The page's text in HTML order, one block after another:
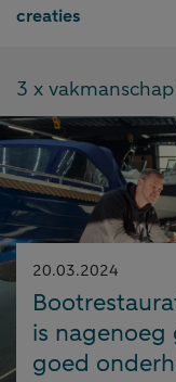
creaties
3 x
Gepubliceerd
op:
20.03.2024
is
goed